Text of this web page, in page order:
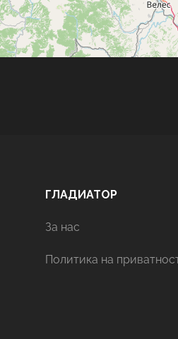
ГЛАДИАТОР
За нас
Политика на